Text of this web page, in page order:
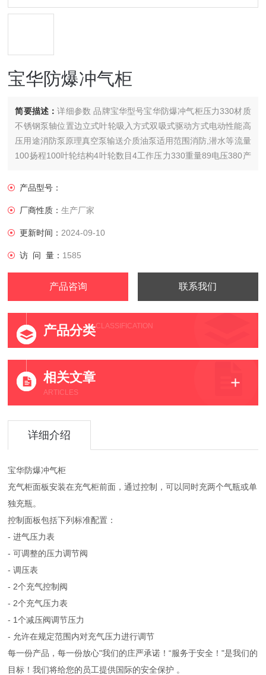
宝华防爆冲气柜
简要描述：详细参数 品牌宝华型号宝华防爆冲气柜压力330材质
不锈钢泵轴位置边立式叶轮吸入方式双吸式驱动方式电动性能高
压用途消防泵原理真空泵输送介质油泵适用范围消防,潜水等流量
100扬程100叶轮结构4叶轮数目4工作压力330重量89电压380产
产品型号：
厂商性质：生产厂家
更新时间： 2024-09-10
访 问 量： 1585
产品咨询 联系我们
产品分类CLASSIFICATION
相关文章
ARTICLES
详细介绍
宝华防爆冲气柜
充气柜面板安装在充气柜前面，通过控制，可以同时充两个气瓶或单
独充瓶。
控制面板包括下列标准配置：
- 进气压力表
- 可调整的压力调节阀
- 调压表
- 2个充气控制阀
- 2个充气压力表
- 1个减压阀调节压力
- 允许在规定范围内对充气压力进行调节
每一份产品，每一份放心"我们的庄严承诺！“服务于安全！"是我们的
目标！我们将给您的员工提供国际的安全保护 。